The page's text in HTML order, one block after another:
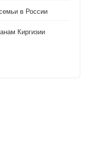
в России
Киргизии